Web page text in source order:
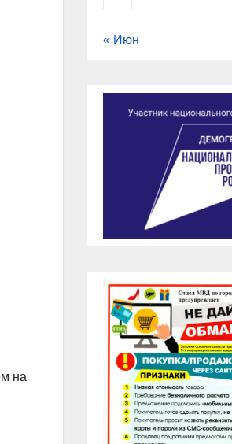
на
« Июн